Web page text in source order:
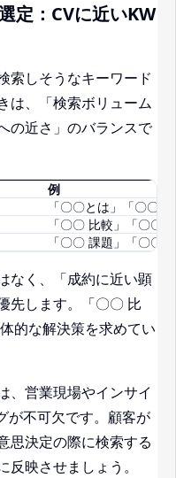
定：CVに近いKW
索しそうなキーワード
は、「検索ボリューム
の近さ」のバランスで
例
「〇〇とは」「〇〇
「〇〇 比較」「〇〇
「〇〇 課題」「〇〇
なく、「成約に近い顕
先します。「〇〇 比
的な解決策を求めてい
、営業現場やインサイ
が不可欠です。顧客が
思決定の際に検索する
映させましょう。